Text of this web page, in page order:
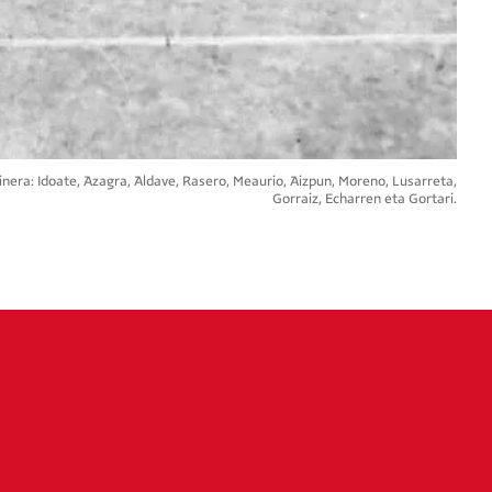
Idoate, Azagra, Aldave, Rasero, Meaurio, Aizpun, Moreno, Lusarreta,
Gorraiz, Echarren eta Gortari.